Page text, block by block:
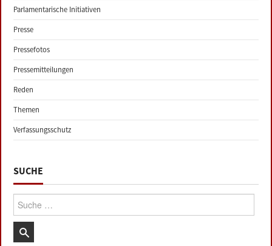
Parlamentarische Initiativen
Presse
Pressefotos
Pressemitteilungen
Reden
Themen
Verfassungsschutz
SUCHE
Suche: